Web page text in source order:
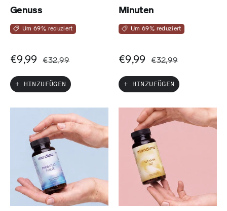
Genuss
Um 69% reduziert
€9,99 €32,99
+ HINZUFÜGEN
Minuten
Um 69% reduziert
€9,99 €32,99
+ HINZUFÜGEN